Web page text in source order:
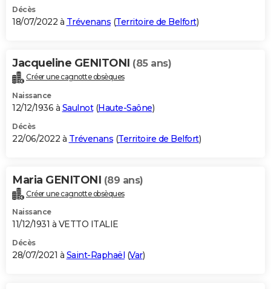
Décès
18/07/2022 à Trévenans (Territoire de Belfort)
Jacqueline GENITONI (85 ans)
Créer une cagnotte obsèques
Naissance
12/12/1936 à Saulnot(Haute-Saône)
Décès
22/06/2022 à Trévenans (Territoire de Belfort)
Maria GENITONI (89 ans)
Créer une cagnotte obsèques
Naissance
11/12/1931 à VETTO ITALIE
Décès
28/07/2021 à Saint-Raphaël (Var)